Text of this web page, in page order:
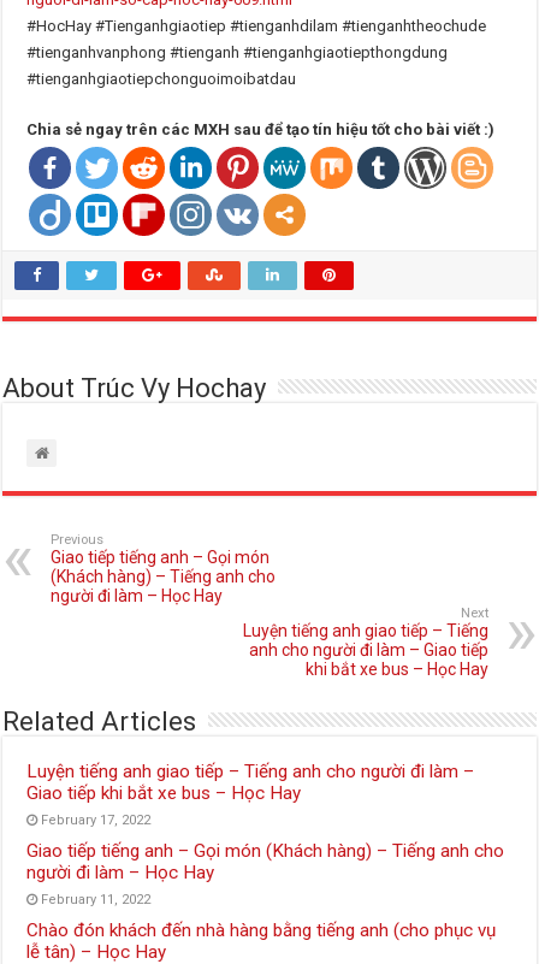
#HocHay #Tienganhgiaotiep #tienganhdilam #tienganhtheochude
#tienganhvanphong #tienganh #tienganhgiaotiepthongdung
#tienganhgiaotiepchonguoimoibatdau
Chia sẻ ngay trên các MXH sau để tạo tín hiệu tốt cho bài viết :)
About Trúc Vy Hochay
Previous
Giao tiếp tiếng anh – Gọi món
(Khách hàng) – Tiếng anh cho
người đi làm – Học Hay
Next
Luyện tiếng anh giao tiếp – Tiếng
anh cho người đi làm – Giao tiếp
khi bắt xe bus – Học Hay
Related Articles
Luyện tiếng anh giao tiếp – Tiếng anh cho người đi làm –
Giao tiếp khi bắt xe bus – Học Hay
February 17, 2022
Giao tiếp tiếng anh – Gọi món (Khách hàng) – Tiếng anh cho
người đi làm – Học Hay
February 11, 2022
Chào đón khách đến nhà hàng bằng tiếng anh (cho phục vụ
lễ tân) – Học Hay